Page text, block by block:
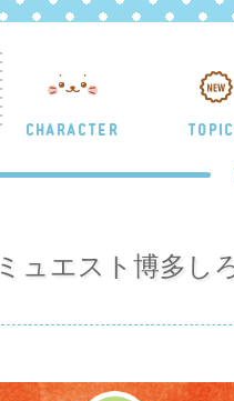
CHARACTER
ュエスト博多し